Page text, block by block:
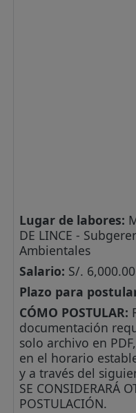
Lugar de labores:
DE LINCE -
Ambientales
Salario: S/.
Plazo para
CÓMO POSTULAR:
documentación
solo archivo en
en el horario
y a través del
SE CONSIDERARÁ
POSTULACIÓN.